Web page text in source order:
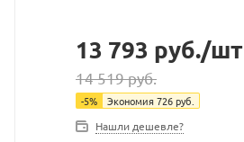
13 793 руб./шт
14 519руб.
-5% Экономия726руб.
Нашли дешевле?